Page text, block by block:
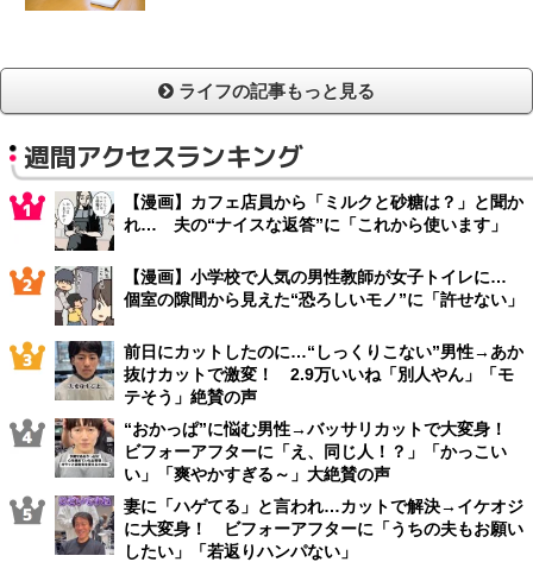
ライフの記事もっと見る
週間アクセスランキング
【漫画】カフェ店員から「ミルクと砂糖は？」と聞か
れ… 夫の“ナイスな返答”に「これから使います」
【漫画】小学校で人気の男性教師が女子トイレに…
個室の隙間から見えた“恐ろしいモノ”に「許せない」
前日にカットしたのに…“しっくりこない”男性→あか
抜けカットで激変！ 2.9万いいね「別人やん」「モ
テそう」絶賛の声
“おかっぱ”に悩む男性→バッサリカットで大変身！
ビフォーアフターに「え、同じ人！？」「かっこい
い」「爽やかすぎる～」大絶賛の声
妻に「ハゲてる」と言われ…カットで解決→イケオジ
に大変身！ ビフォーアフターに「うちの夫もお願い
したい」「若返りハンパない」